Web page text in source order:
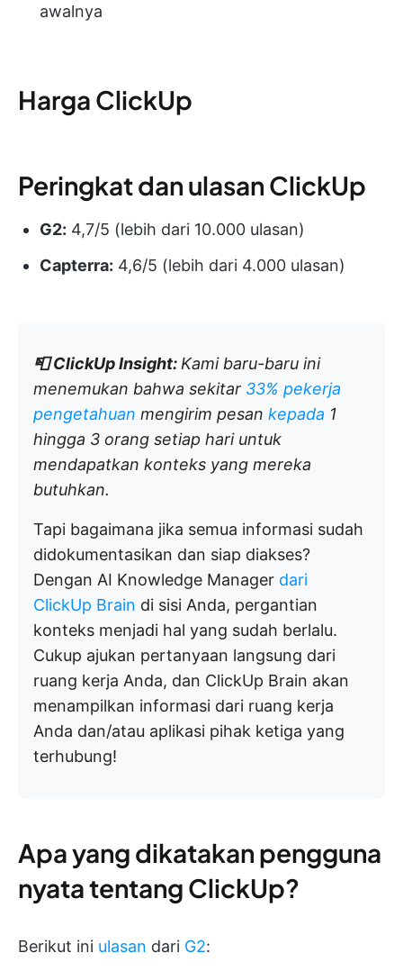
awalnya
Harga ClickUp
Peringkat dan ulasan ClickUp
G2: 4,7/5 (lebih dari 10.000 ulasan)
Capterra: 4,6/5 (lebih dari 4.000 ulasan)
📮ClickUp Insight: Kami baru-baru ini
menemukan bahwa sekitar 33% pekerja
pengetahuan mengirim pesan kepada 1
hingga 3 orang setiap hari untuk
mendapatkan konteks yang mereka
butuhkan.
Tapi bagaimana jika semua informasi sudah
didokumentasikan dan siap diakses?
Dengan AI Knowledge Manager dari
ClickUp Brain di sisi Anda, pergantian
konteks menjadi hal yang sudah berlalu.
Cukup ajukan pertanyaan langsung dari
ruang kerja Anda, dan ClickUp Brain akan
menampilkan informasi dari ruang kerja
Anda dan/atau aplikasi pihak ketiga yang
terhubung!
Apa yang dikatakan pengguna
nyata tentang ClickUp?
Berikut ini ulasan dari G2: